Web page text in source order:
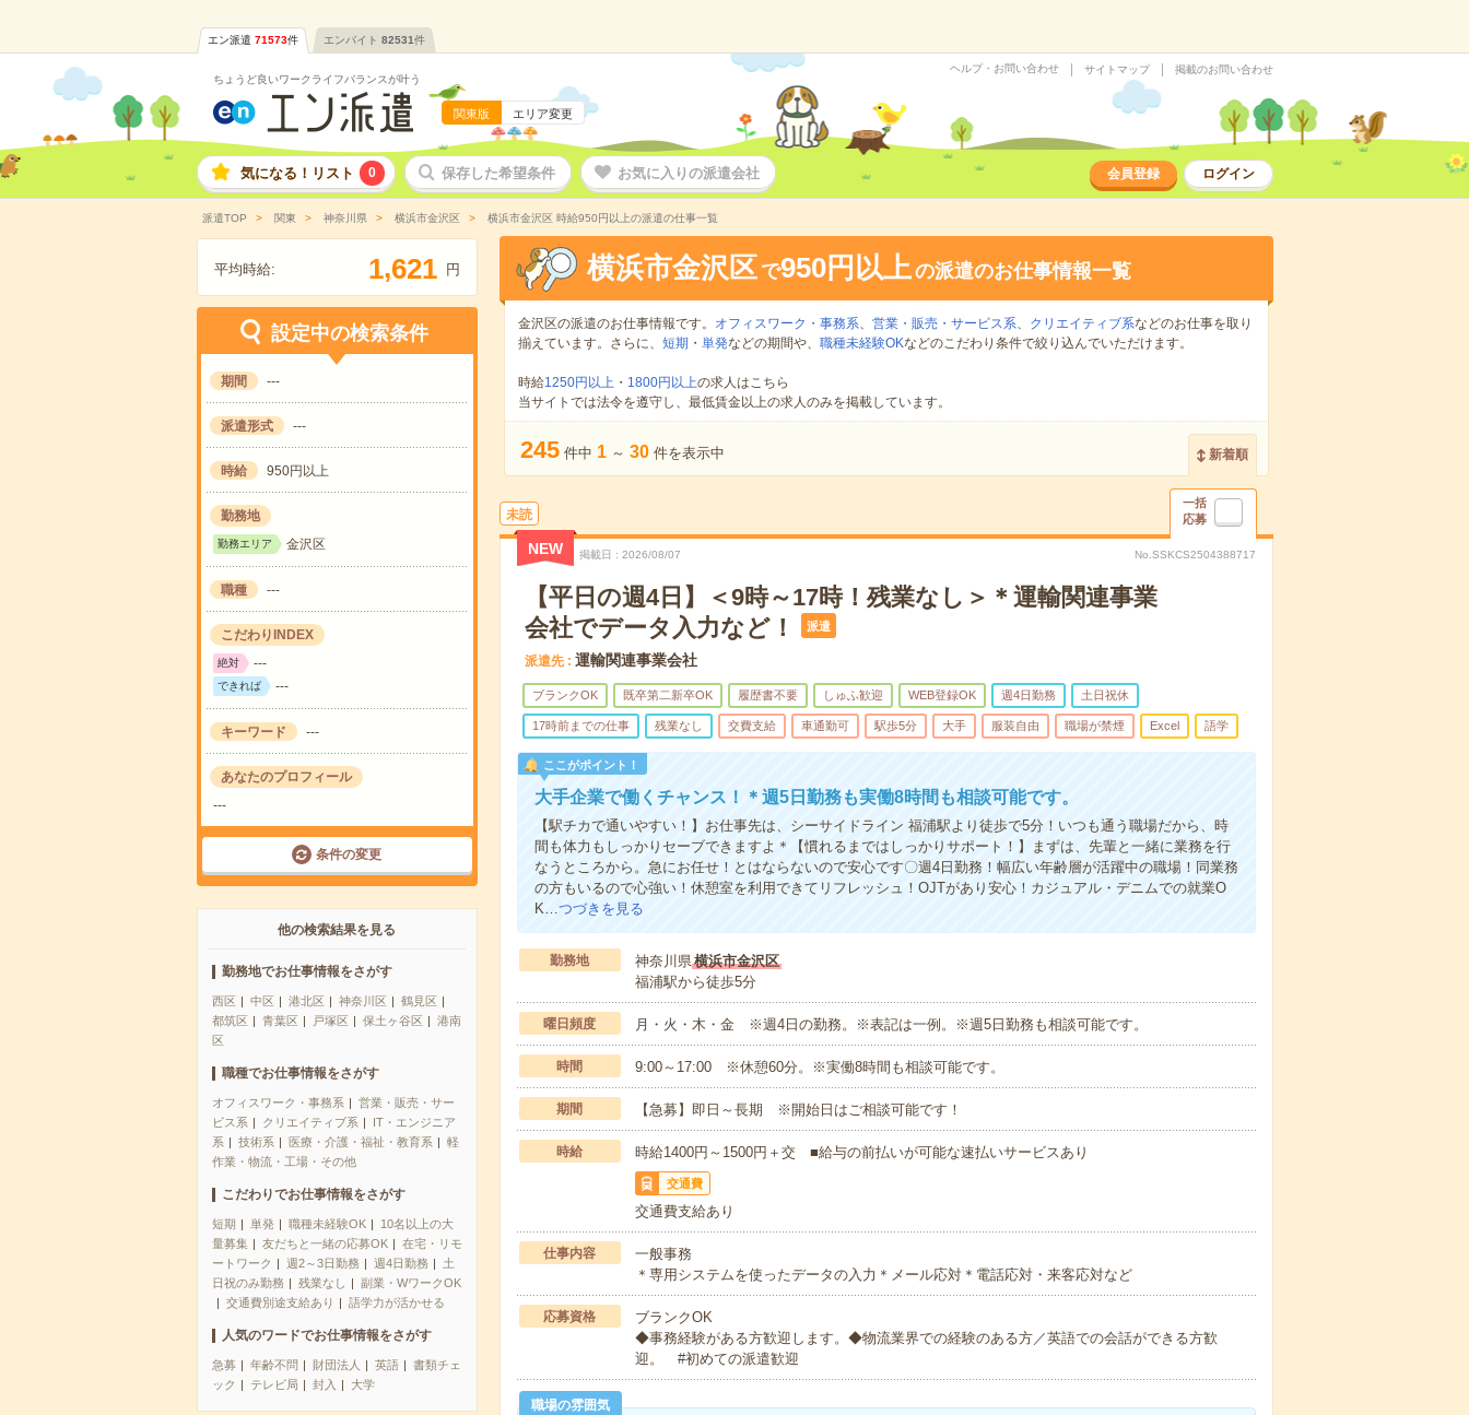
エン派遣 71573件 エンバイト 82531件
ちょうど良いワークライフバランスが叶う
関東版 エリア変更
ヘルプ・お問い合わせ サイトマップ 掲載のお問い合わせ
気になる！リスト 0 保存した希望条件 お気に入りの派遣会社 会員登録 ログイン
派遣TOP 関東 神奈川県 横浜市金沢区 横浜市金沢区 時給950円以上の派遣の仕事一覧
平均時給: 1,621 円
設定中の検索条件
期間 ---
派遣形式 ---
時給 950円以上
勤務地
勤務エリア 金沢区
職種 ---
こだわりINDEX
絶対 ---
できれば ---
キーワード ---
あなたのプロフィール
---
条件の変更
他の検索結果を見る
勤務地でお仕事情報をさがす
西区 中区 港北区 神奈川区
鶴見区
都筑区
青葉区 戸塚区 保土ヶ谷区
港南
区
職種でお仕事情報をさがす
オフィスワーク・事務系
営業・販売・サー
ビス系
クリエイティブ系
IT・エンジニア
系
技術系 医療・介護・福祉・教育系
軽
作業・物流・工場・その他
こだわりでお仕事情報をさがす
短期 単発 職種未経験OK
10名以上の大
量募集
友だちと一緒の応募OK
在宅・リモ
ートワーク
週2～3日勤務 週4日勤務
土
日祝のみ勤務
残業なし
副業・WワークOK
交通費別途支給あり
語学力が活かせる
人気のワードでお仕事情報をさがす
急募 年齢不問 財団法人 英語
書類チェ
ック
テレビ局 封入 大学
横浜市金沢区 で950円以上の派遣のお仕事情報一覧
金沢区の派遣のお仕事情報です。 オフィスワーク・事務系、 営業・販売・サービス系、 クリエイティブ系などのお仕事を取り
揃えています。さらに、 短期 ・ 単発などの期間や、 職種未経験OKなどのこだわり条件で絞り込んでいただけます。
時給1250円以上・ 1800円以上の求人はこちら
当サイトでは法令を遵守し、最低賃金以上の求人のみを掲載しています。
245 件中 1 ～ 30 件を表示中 新着順
未読
一括
応募
NEW 掲載日 2026/08/07 No.SSKCS2504388717
【平日の週4日】＜9時～17時！残業なし＞＊運輸関連事業
会社でデータ入力など！
派遣
派遣先 運輸関連事業会社
ブランクOK 既卒第二新卒OK 履歴書不要 しゅふ歓迎 WEB登録OK 週4日勤務 土日祝休
17時前までの仕事 残業なし 交費支給 車通勤可 駅歩5分 大手 服装自由 職場が禁煙 Excel 語学
ここがポイント！
大手企業で働くチャンス！＊週5日勤務も実働8時間も相談可能です。
【駅チカで通いやすい！】お仕事先は、シーサイドライン 福浦駅より徒歩で5分！いつも通う職場だから、時
間も体力もしっかりセーブできますよ＊【慣れるまではしっかりサポート！】まずは、先輩と一緒に業務を行
なうところから。急にお任せ！とはならないので安心です〇週4日勤務！幅広い年齢層が活躍中の職場！同業務
の方もいるので心強い！休憩室を利用できてリフレッシュ！OJTがあり安心！カジュアル・デニムでの就業O
K…つづきを見る
勤務地 神奈川県横浜市金沢区
福浦駅から徒歩5分
曜日頻度 月・火・木・金 ※週4日の勤務。※表記は一例。※週5日勤務も相談可能です。
時間 9:00～17:00 ※休憩60分。※実働8時間も相談可能です。
期間 【急募】即日～長期 ※開始日はご相談可能です！
時給 時給1400円～1500円＋交 ■給与の前払いが可能な速払いサービスあり
交通費
交通費支給あり
仕事内容
一般事務
＊専用システムを使ったデータの入力＊メール応対＊電話応対・来客応対など
応募資格
ブランクOK
◆事務経験がある方歓迎します。◆物流業界での経験のある方／英語での会話ができる方歓
迎。 #初めての派遣歓迎
職場の雰囲気